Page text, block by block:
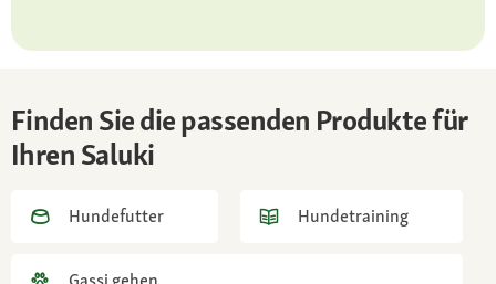
Gesundheit
keine explizit rassetypischen
Finden Sie die passenden Produkte für
Ihren Saluki
Hundefutter Hundetraining